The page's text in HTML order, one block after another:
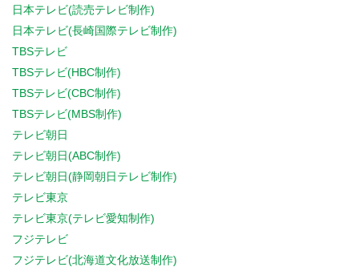
日本テレビ(読売テレビ制作)
日本テレビ(長崎国際テレビ制作)
TBSテレビ
TBSテレビ(HBC制作)
TBSテレビ(CBC制作)
TBSテレビ(MBS制作)
テレビ朝日
テレビ朝日(ABC制作)
テレビ朝日(静岡朝日テレビ制作)
テレビ東京
テレビ東京(テレビ愛知制作)
フジテレビ
フジテレビ(北海道文化放送制作)